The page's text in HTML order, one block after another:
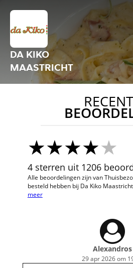
DA KIKO
MAASTRICHT
4 sterren uit 1206
Alle beoordelingen zijn van
besteld hebben bij Da Kiko
meer
Alexandros
29 apr 2026 om